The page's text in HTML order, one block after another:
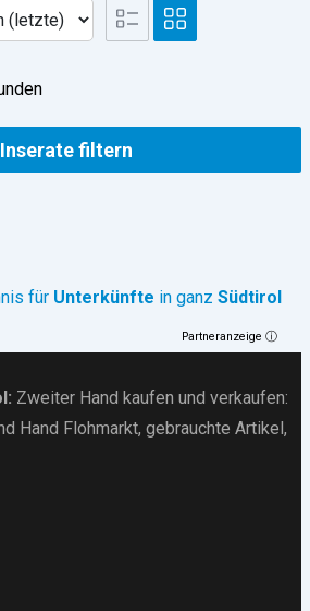
Inserate filtern
für Unterkünfte in ganz Südtirol
Partneranzeige ⓘ
: Zweiter Hand kaufen und verkaufen:
Hand Flohmarkt, gebrauchte Artikel ,